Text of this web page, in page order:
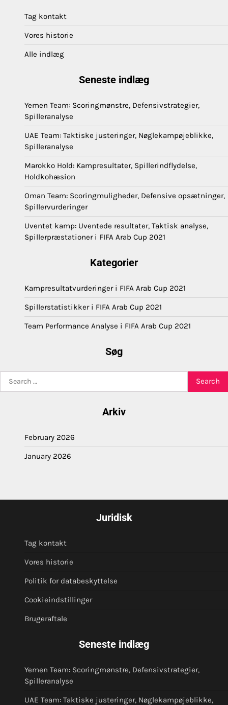
Tag kontakt
Vores historie
Alle indlæg
Seneste indlæg
Yemen Team: Scoringmønstre, Defensivstrategier,
Spilleranalyse
UAE Team: Taktiske justeringer, Nøglekampøjeblikke,
Spilleranalyse
Marokko Hold: Kampresultater, Spillerindflydelse,
Holdkohæsion
Oman Team: Scoringmuligheder, Defensive opsætninger,
Spillervurderinger
Uventet kamp: Uventede resultater, Taktisk analyse,
Spillerpræstationer i FIFA Arab Cup 2021
Kategorier
Kampresultatvurderinger i FIFA Arab Cup 2021
Spillerstatistikker i FIFA Arab Cup 2021
Team Performance Analyse i FIFA Arab Cup 2021
Søg
Search
for:
Arkiv
February 2026
January 2026
Juridisk
Tag kontakt
Vores historie
Politik for databeskyttelse
Cookieindstillinger
Brugeraftale
Seneste indlæg
Yemen Team: Scoringmønstre, Defensivstrategier,
Spilleranalyse
UAE Team: Taktiske justeringer, Nøglekampøjeblikke,